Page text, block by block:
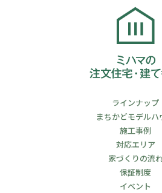
ラインナップ
まちかどモデルハ
施工事例
対応エリア
家づくりの流
保証制度
イベント